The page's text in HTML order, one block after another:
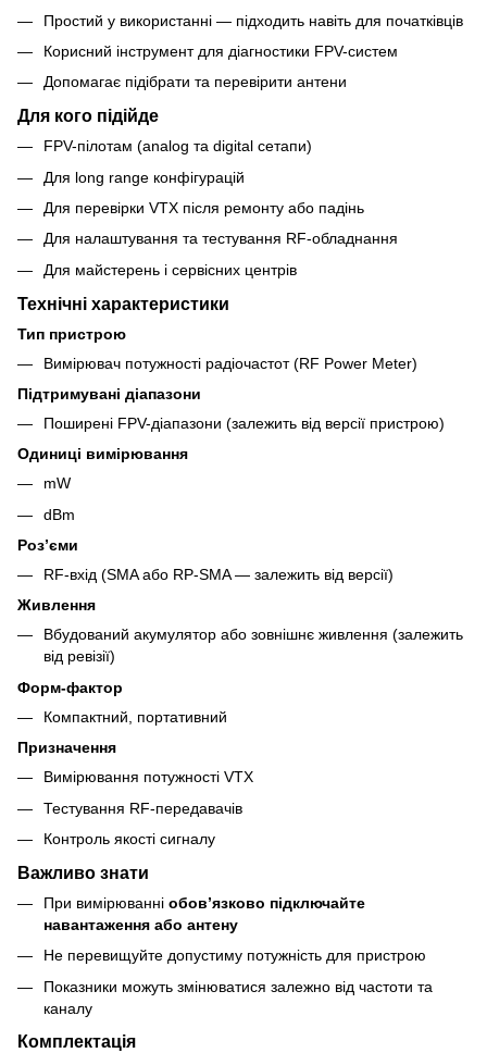
Простий у використанні — підходить навіть для початківців
Корисний інструмент для діагностики FPV-систем
Допомагає підібрати та перевірити антени
Для кого підійде
FPV-пілотам (analog та digital сетапи)
Для long range конфігурацій
Для перевірки VTX після ремонту або падінь
Для налаштування та тестування RF-обладнання
Для майстерень і сервісних центрів
Технічні характеристики
Тип пристрою
Вимірювач потужності радіочастот (RF Power Meter)
Підтримувані діапазони
Поширені FPV-діапазони (залежить від версії пристрою)
Одиниці вимірювання
mW
dBm
Розʼєми
RF-вхід (SMA або RP-SMA — залежить від версії)
Живлення
Вбудований акумулятор або зовнішнє живлення (залежить
від ревізії)
Форм-фактор
Компактний, портативний
Призначення
Вимірювання потужності VTX
Тестування RF-передавачів
Контроль якості сигналу
Важливо знати
При вимірюванні обовʼязково підключайте
навантаження або антену
Не перевищуйте допустиму потужність для пристрою
Показники можуть змінюватися залежно від частоти та
каналу
Комплектація